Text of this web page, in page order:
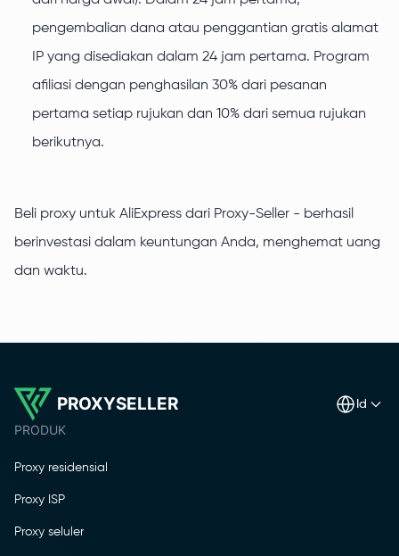
pengembalian dana atau penggantian gratis alamat
IP yang disediakan dalam 24 jam pertama. Program
afiliasi dengan penghasilan 30% dari pesanan
pertama setiap rujukan dan 10% dari semua rujukan
berikutnya.
Beli proxy untuk AliExpress dari Proxy-Seller - berhasil
berinvestasi dalam keuntungan Anda, menghemat uang
dan waktu.
PROXYSELLER id
PRODUK
Proxy residensial
Proxy ISP
Proxy seluler